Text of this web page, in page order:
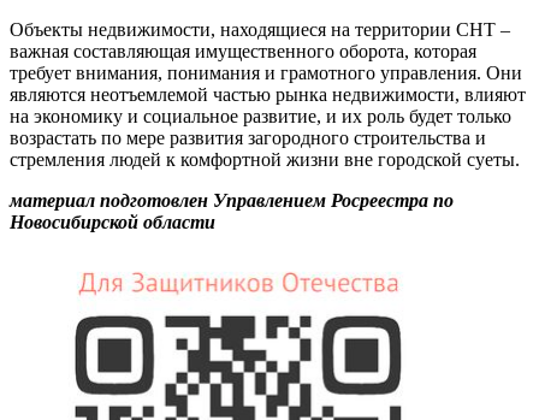
Объекты недвижимости, находящиеся на территории СНТ –
важная составляющая имущественного оборота, которая
требует внимания, понимания и грамотного управления. Они
являются неотъемлемой частью рынка недвижимости, влияют
на экономику и социальное развитие, и их роль будет только
возрастать по мере развития загородного строительства и
стремления людей к комфортной жизни вне городской суеты.
материал подготовлен Управлением Росреестра по
Новосибирской области